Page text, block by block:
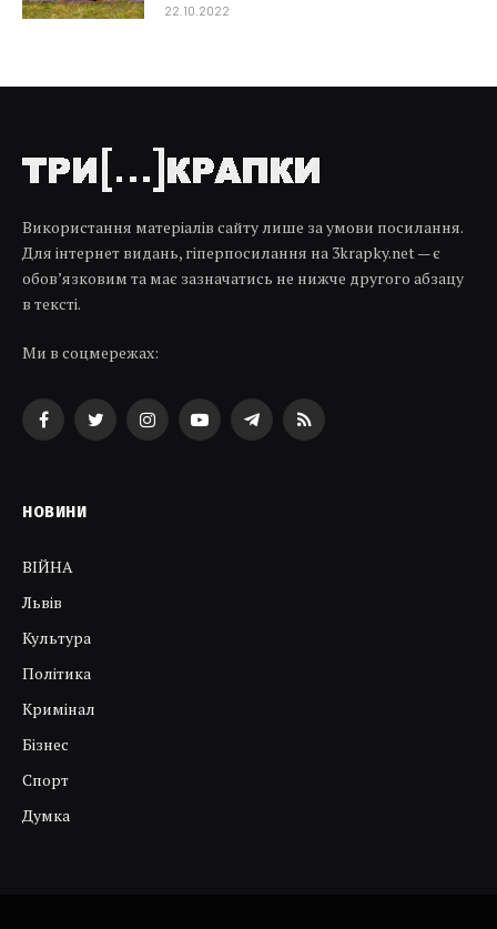
22.10.2022
Використання матеріалів сайту лише за умови посилання.
Для інтернет видань, гіперпосилання на 3krapky.net — є
обов’язковим та має зазначатись не нижче другого абзацу
в тексті.
Ми в соцмережах:
FacebookTwitterInstagramYouTubeTelegramRSS
НОВИНИ
ВІЙНА
Львів
Культура
Політика
Кримінал
Бізнес
Спорт
Думка